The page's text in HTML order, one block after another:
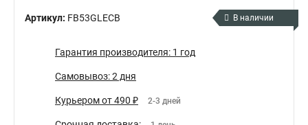
Артикул: FB53GLECB В наличии
Гарантия производителя: 1 год
Самовывоз: 2 дня
Курьером от 490 ₽ 2-3 дней